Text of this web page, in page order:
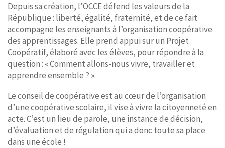
Depuis sa création, l’OCCE défend les valeurs de la
République : liberté, égalité, fraternité, et de ce fait
accompagne les enseignants à l’organisation coopérative
des apprentissages. Elle prend appui sur un Projet
Coopératif, élaboré avec les élèves, pour répondre à la
question : « Comment allons-nous vivre, travailler et
apprendre ensemble ? ».
Le conseil de coopérative est au cœur de l’organisation
d’une coopérative scolaire, il vise à vivre la citoyenneté en
acte. C’est un lieu de parole, une instance de décision,
d’évaluation et de régulation qui a donc toute sa place
dans une école !